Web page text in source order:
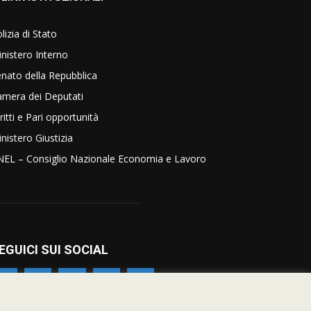
di Stato
Interno
della Repubblica
dei Deputati
e Pari opportunità
Giustizia
– Consiglio Nazionale Economia e Lavoro
SUI SOCIAL